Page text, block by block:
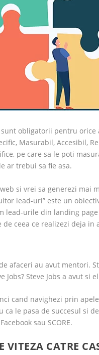
obligatorii pentru
Masurabil, Accesibil,
pe care sa le poti
ar trebui sa fie asa.
si vrei sa generezi
lead-uri” este un
lead-urile din landing
ceea ce realizezi deja in
afaceri au avut mentori.
Jobs? Steve Jobs a avut si
cand navighezi prin
le pasa de succesul si
sau SCORE.
VITEZA CATRE